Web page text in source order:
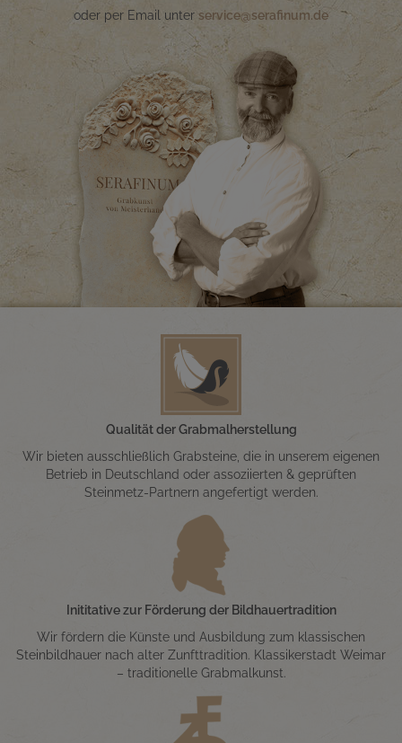
oder per Email unter service@serafinum.de
Qualität der Grabmalherstellung
Wir bieten ausschließlich Grabsteine, die in unserem eigenen
Betrieb in Deutschland oder assoziierten & geprüften
Steinmetz-Partnern angefertigt werden.
Inititative zur Förderung der Bildhauertradition
Wir fördern die Künste und Ausbildung zum klassischen
Steinbildhauer nach alter Zunfttradition. Klassikerstadt Weimar
– traditionelle Grabmalkunst.